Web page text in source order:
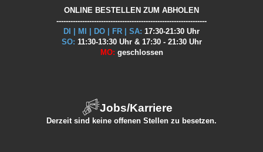
ONLINE BESTELLEN ZUM ABHOLEN
----------------------------------------------------------------
DI | MI | DO | FR | SA: 17:30-21:30 Uhr
SO: 11:30-13:30 Uhr & 17:30 - 21:30 Uhr
MO: geschlossen
Jobs/Karriere
Derzeit sind keine offenen Stellen zu besetzen.